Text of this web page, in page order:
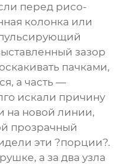
перед рисо-
колонка или
зазор
пачками,
а часть —
искали причину
на новой линии,
прозрачный
эти ?порции?.
, а за два узла